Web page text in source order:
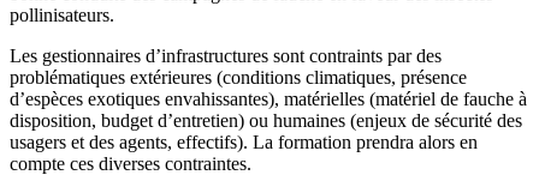
pollinisateurs.
Les gestionnaires d’infrastructures sont contraints par des
problématiques extérieures (conditions climatiques, présence
d’espèces exotiques envahissantes), matérielles (matériel de fauche à
disposition, budget d’entretien) ou humaines (enjeux de sécurité des
usagers et des agents, effectifs). La formation prendra alors en
compte ces diverses contraintes.